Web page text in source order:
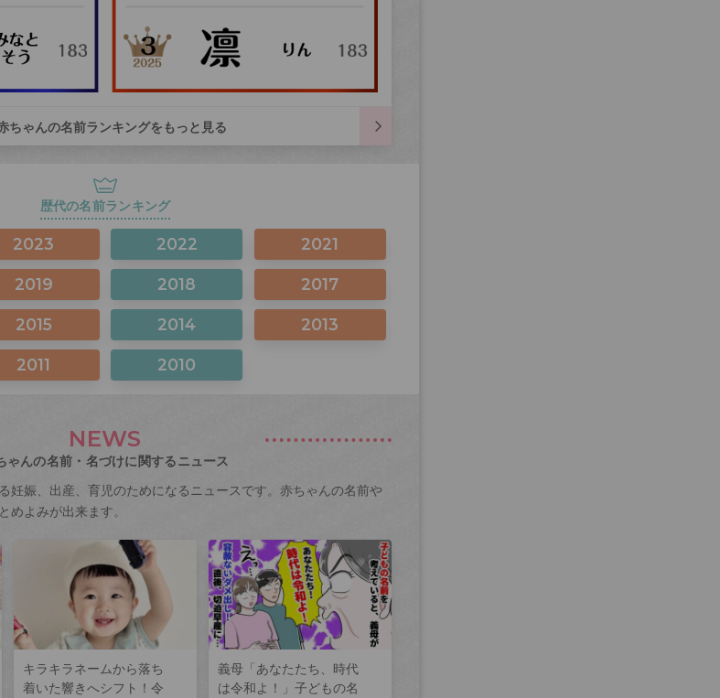
ちゃんの名前ランキングをもっと見る
歴代の名前ランキング
2023 2022 2021
2019 2018 2017
2015 2014 2013
2011 2010
NEWS
ゃんの名前・名づけに関するニュース
妊娠、出産、育児のためになるニュースです。赤ちゃんの名前や
めよみが出来ます。
キラキラネームから落ち
着いた響きへシフト！令
義母「あなたたち、時代
は令和よ！」子どもの名